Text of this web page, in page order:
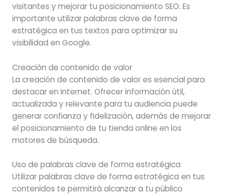
visitantes y mejorar tu posicionamiento SEO. Es
importante utilizar palabras clave de forma
estratégica en tus textos para optimizar su
visibilidad en Google.
Creación de contenido de valor
La creación de contenido de valor es esencial para
destacar en Internet. Ofrecer información útil,
actualizada y relevante para tu audiencia puede
generar confianza y fidelización, además de mejorar
el posicionamiento de tu tienda online en los
motores de búsqueda.
Uso de palabras clave de forma estratégica
Utilizar palabras clave de forma estratégica en tus
contenidos te permitirá alcanzar a tu público